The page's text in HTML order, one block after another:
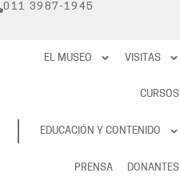
011 3987-1945
RESERVAS
EL MUSEO VISITAS
CURSOS
EDUCACIÓN Y CONTENIDO
PRENSA DONANTES